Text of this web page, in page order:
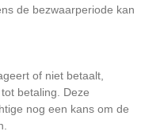
de bezwaarperiode kan
of niet betaalt,
betaling. Deze
nog een kans om de